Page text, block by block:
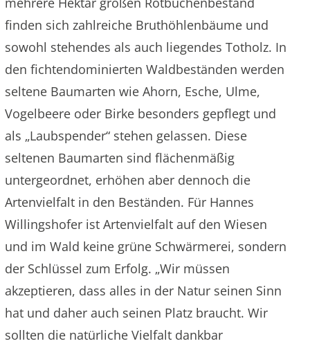
finden sich zahlreiche Bruthöhlenbäume und
sowohl stehendes als auch liegendes Totholz. In
den fichtendominierten Waldbeständen werden
seltene Baumarten wie Ahorn, Esche, Ulme,
Vogelbeere oder Birke besonders gepflegt und
als „Laubspender“ stehen gelassen. Diese
seltenen Baumarten sind flächenmäßig
untergeordnet, erhöhen aber dennoch die
Artenvielfalt in den Beständen. Für Hannes
Willingshofer ist Artenvielfalt auf den Wiesen
und im Wald keine grüne Schwärmerei, sondern
der Schlüssel zum Erfolg. „Wir müssen
akzeptieren, dass alles in der Natur seinen Sinn
hat und daher auch seinen Platz braucht. Wir
sollten die natürliche Vielfalt dankbar